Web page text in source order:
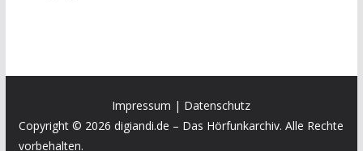
Impressum | Datenschutz
Copyright © 2026 digiandi.de – Das Hörfunkarchiv. Alle Rechte
vorbehalten.